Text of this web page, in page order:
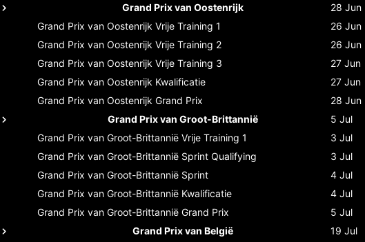
Grand Prix van Oostenrijk
28 Jun
Grand Prix van Oostenrijk Vrije Training 1 26 Jun
Grand Prix van Oostenrijk Vrije Training 2 26 Jun
Grand Prix van Oostenrijk Vrije Training 3 27 Jun
Grand Prix van Oostenrijk Kwalificatie 27 Jun
Grand Prix van Oostenrijk Grand Prix 28 Jun
Grand Prix van Groot-Brittannië
5 Jul
Grand Prix van Groot-Brittannië Vrije Training 1 3 Jul
Grand Prix van Groot-Brittannië Sprint Qualifying 3 Jul
Grand Prix van Groot-Brittannië Sprint 4 Jul
Grand Prix van Groot-Brittannië Kwalificatie 4 Jul
Grand Prix van Groot-Brittannië Grand Prix 5 Jul
Grand Prix van België
19 Jul